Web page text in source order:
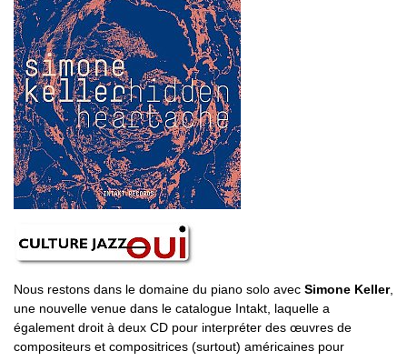
Nous restons dans le domaine du piano solo avec Simone Keller,
une nouvelle venue dans le catalogue Intakt, laquelle a
également droit à deux CD pour interpréter des œuvres de
compositeurs et compositrices (surtout) américaines pour